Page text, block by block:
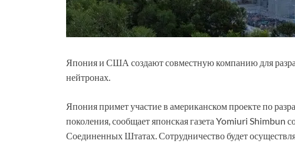
Япония и США создают совместную компанию для
нейтронах.
Япония примет участие в американском проекте по
поколения, сообщает японская газета Yomiuri Shimbun
Соединенных Штатах. Сотрудничество будет